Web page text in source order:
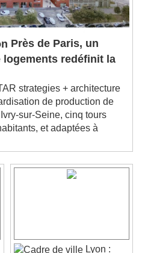
Près de Paris, un
redéfinit la
strategies + architecture
de production de
sur-Seine, cinq tours
et adaptées à